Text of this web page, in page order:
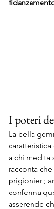
I poteri
La bella
caratteristica
a chi medita
racconta
prigionieri;
conferma
asserendo